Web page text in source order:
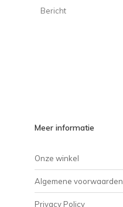
Meer informatie
Onze winkel
Algemene voorwaarden
Privacy Policy